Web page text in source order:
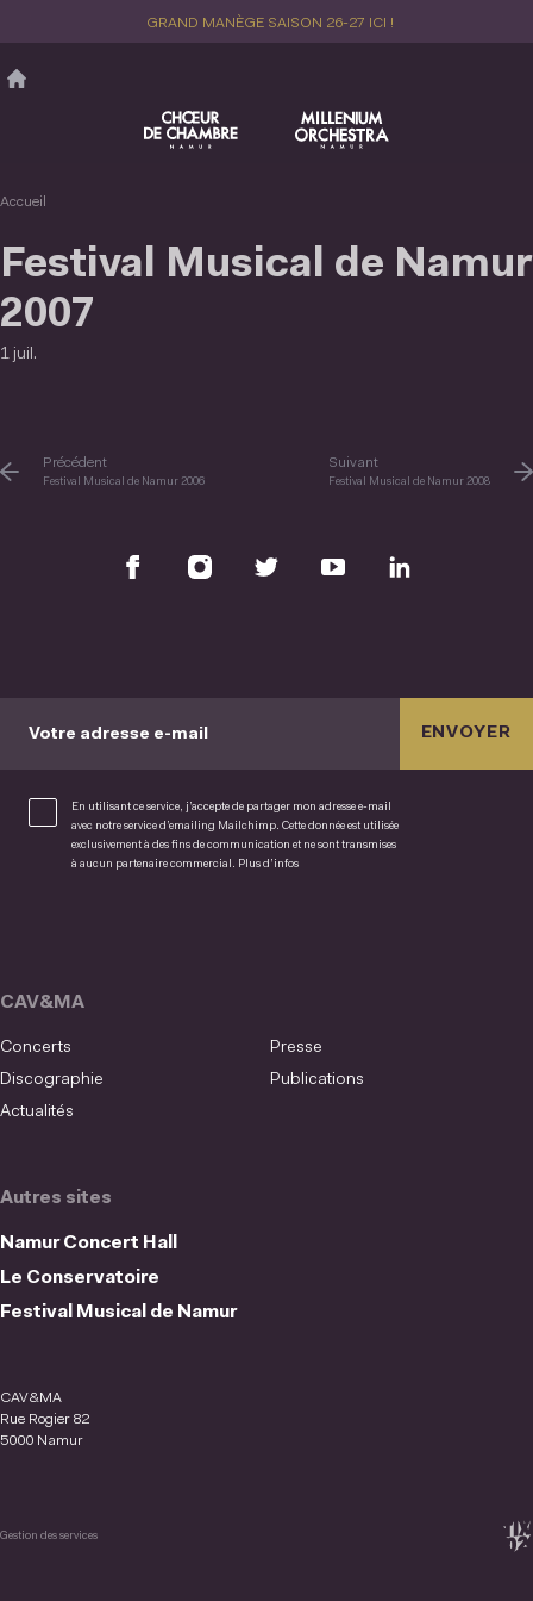
principal
GRAND MANÈGE SAISON 26-27 ICI !
Accueil
Festival Musical de Namur
2007
1 juil.
Précédent
Festival Musical de Namur 2006
Suivant
Festival Musical de Namur 2008
Votre adresse e-mail
En utilisant ce service, j’accepte de partager mon adresse e-mail
avec notre service d’emailing Mailchimp. Cette donnée est utilisée
exclusivement à des fins de communication et ne sont transmises
à aucun partenaire commercial. Plus d’infos
ENVOYER
Autres sites
Namur Concert Hall
Le Conservatoire
Festival Musical de Namur
CAV&MA
Concerts
Presse
Discographie
Publications
Actualités
CAV&MA
Rue Rogier 82
5000 Namur
Gestion des services